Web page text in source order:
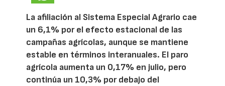
La afiliación al Sistema Especial Agrario cae
un 6,1% por el efecto estacional de las
campañas agrícolas, aunque se mantiene
estable en términos interanuales. El paro
agrícola aumenta un 0,17% en julio, pero
continúa un 10,3% por debajo del